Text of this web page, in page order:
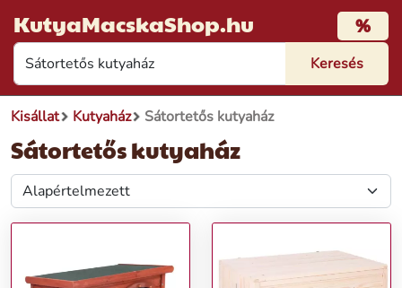
KutyaMacskaShop.hu %
Kisállat Kutyaház Sátortetős kutyaház
Sátortetős kutyaház